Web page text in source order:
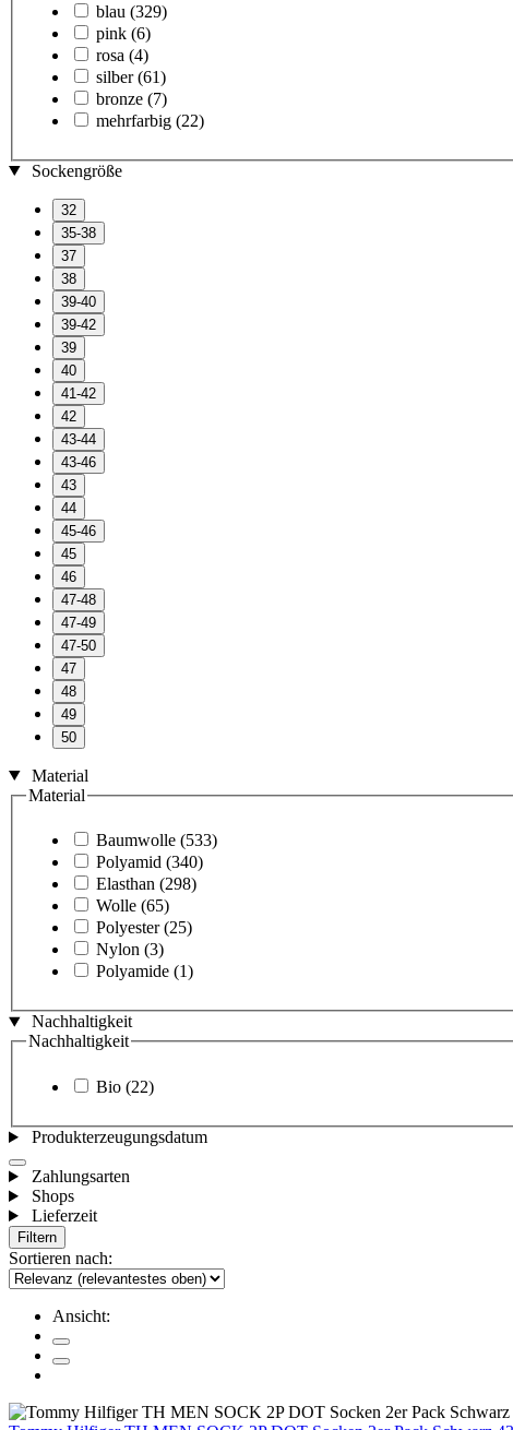
blau (329)
pink (6)
rosa (4)
silber (61)
bronze (7)
mehrfarbig (22)
Sockengröße
32
35-38
37
38
39-40
39-42
39
40
41-42
42
43-44
43-46
43
44
45-46
45
46
47-48
47-49
47-50
47
48
49
50
Material
Material
Baumwolle (533)
Polyamid (340)
Elasthan (298)
Wolle (65)
Polyester (25)
Nylon (3)
Polyamide (1)
Nachhaltigkeit
Nachhaltigkeit
Bio (22)
Produkterzeugungsdatum
Zahlungsarten
Shops
Lieferzeit
Filtern
Sortieren nach:
Ansicht: